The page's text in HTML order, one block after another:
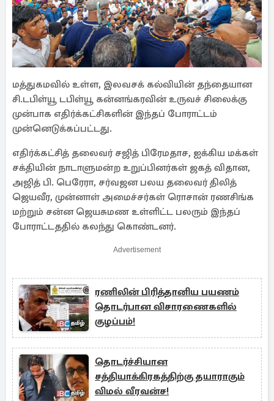
மத்துகமவில் உள்ள, இலவசக் கல்வியின் தந்தையான
சி.டபிள்யூ டபிள்யூ கன்னங்கரவின் உருவச் சிலைக்கு
முன்பாக எதிர்க்கட்சிகளின் இந்தப் போராட்டம்
முன்னெடுக்கப்பட்டது.
எதிர்க்கட்சித் தலைவர் சஜித் பிரேமதாச, ஐக்கிய மக்கள்
சக்தியின் நாடாளுமன்ற உறுப்பினர்கள் ஜகத் விதான,
அஜித் பி. பெரேரா, சர்வஜன பலய தலைவர் திலித்
ஜெயவீர, முன்னாள் அமைச்சர்கள் ரொசான் ரணசிங்க
மற்றும் சன்ன ஜெயசுமண உள்ளிட்ட பலரும் இந்தப்
போராட்டததில் கலந்து கொண்டனர்.
Advertisement
ரணிலின் பிரித்தானிய பயணம்
தொடர்பான விசாரணைகளில்
குழப்பம்!
தொடர்ச்சியான
சத்தியாக்கிரகத்திற்கு தயாராகும்
விமல் வீரவன்ச!